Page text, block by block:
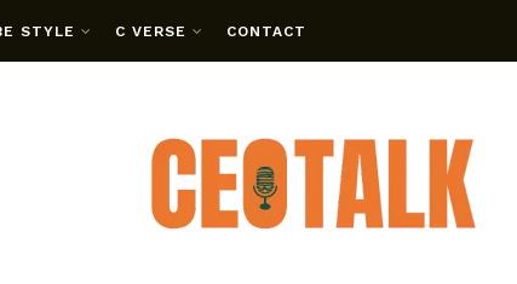
STYLE C VERSE CONTACT